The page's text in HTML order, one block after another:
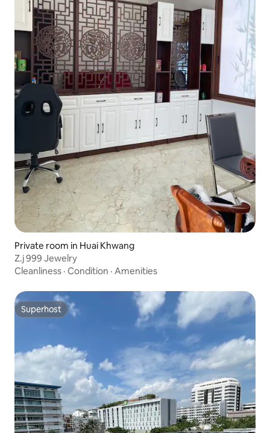
Private room in Huai Khwang
Z.j 999 Jewelry
Cleanliness · Condition · Amenities
Superhost
Superhost